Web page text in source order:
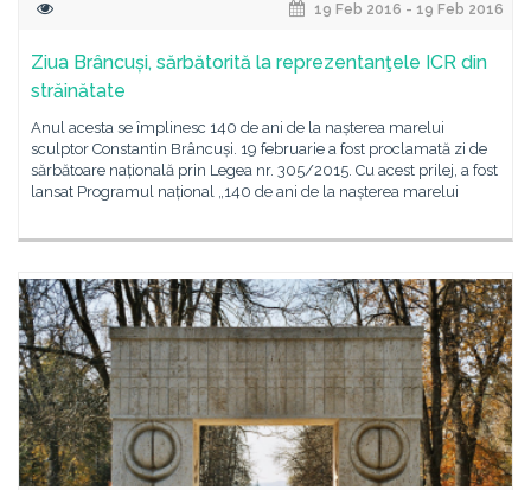
19 Feb 2016 - 19 Feb 2016
Ziua Brâncuși, sărbătorită la reprezentanţele ICR din
străinătate
Anul acesta se împlinesc 140 de ani de la nașterea marelui
sculptor Constantin Brâncuși. 19 februarie a fost proclamată zi de
sărbătoare națională prin Legea nr. 305/2015. Cu acest prilej, a fost
lansat Programul național „140 de ani de la nașterea marelui